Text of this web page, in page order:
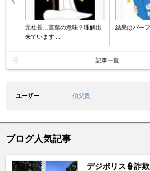
元社長…言葉の意味？理解出
来ています ...
結果はパー
記事一覧
ユーザー 伯父貴
ブログ人気記事
デジポリス👮詐